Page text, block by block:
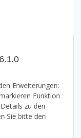
Erweiterungen:
Funktion
zu den
Sie bitte den